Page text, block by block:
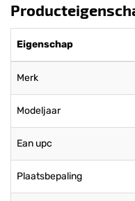
Eigenschap
Merk
Modeljaar
Ean upc
Plaatsbepaling